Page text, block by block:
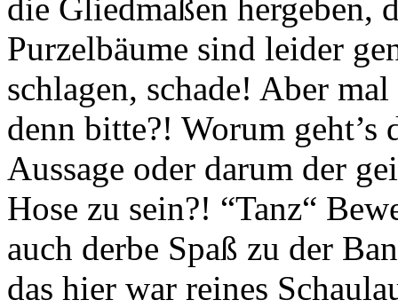
die Gliedmaßen hergeben,
Purzelbäume sind leider
schlagen, schade! Aber
denn bitte?! Worum
Aussage oder darum der
Hose zu sein?! “Tanz“
auch derbe Spaß zu der
das hier war reines